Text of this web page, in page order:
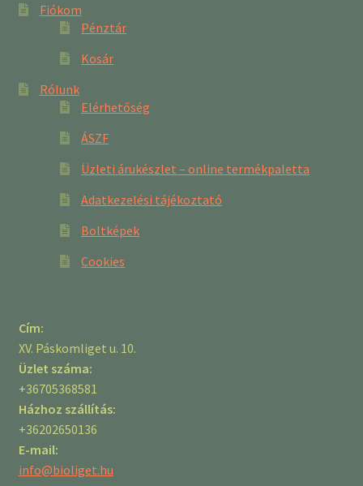
Fiókom
Pénztár
Kosár
Rólunk
Elérhetőség
ÁSZF
Üzleti árukészlet – online termékpaletta
Adatkezelési tájékoztató
Boltképek
Cookies
Cím:
XV. Páskomliget u. 10.
Üzlet száma:
+36705368581
Házhoz szállítás:
+36202650136
E-mail:
info@bioliget.hu